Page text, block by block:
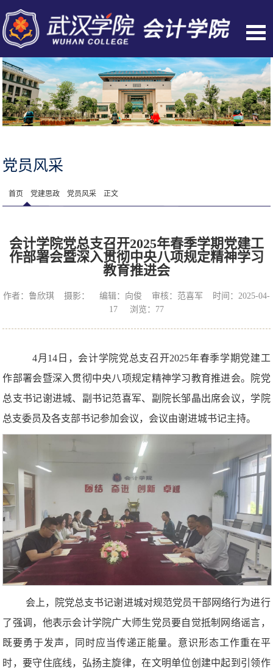
党员风采
首页 党建思政 党员风采 正文
会计学院党总支召开2025年春季学期党建工
作部署会暨深入贯彻中央八项规定精神学习
教育推进会
作者：鲁欣琪 摄影： 编辑：向俊 审核：范喜军 时间：2025-04-
17 浏览： 77
4月14日，会计学院党总支召开2025年春季学期党建工
作部署会暨深入贯彻中央八项规定精神学习教育推进会。院党
总支书记谢进城、副书记范喜军、副院长邹晶出席会议，学院
总支委员及各支部书记参加会议，会议由谢进城书记主持。
会上，院党总支书记谢进城对规范党员干部网络行为进行
了强调，他表示会计学院广大师生党员要自觉抵制网络谣言，
既要勇于发声，同时应当传递正能量。意识形态工作重在平
时，要守住底线，弘扬主旋律，在文明单位创建中起到引领作